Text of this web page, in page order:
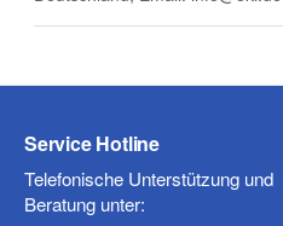
Telefon
Service Hotline
Telefonische Unterstützung und
Beratung unter: